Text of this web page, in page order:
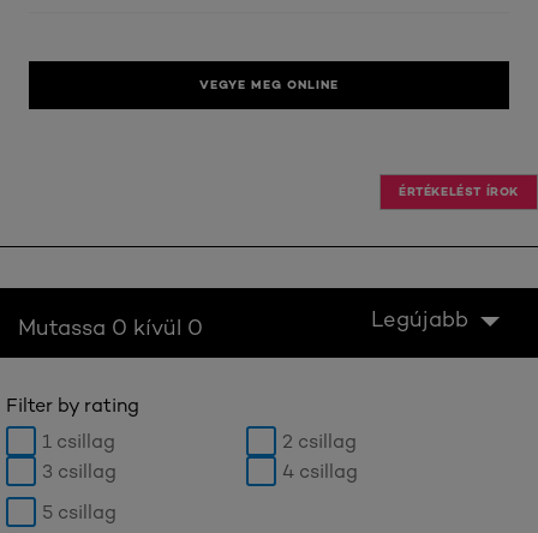
VEGYE MEG ONLINE
ÉRTÉKELÉST ÍROK
Mutassa 0 kívül 0 Legújabb
Filter by rating
1 csillag
2 csillag
3 csillag
4 csillag
5 csillag